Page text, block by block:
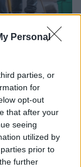
Personal
parties, or
for
opt-out
that after your
seeing
utilized by
prior to
further
för
har gett